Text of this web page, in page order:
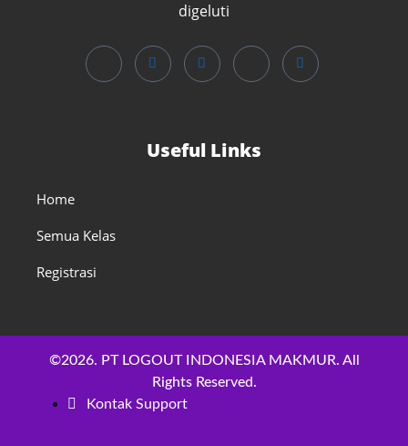
digeluti
Useful Links
Home
Semua Kelas
Registrasi
©2026. PT LOGOUT INDONESIA MAKMUR. All
Rights Reserved.
Kontak Support